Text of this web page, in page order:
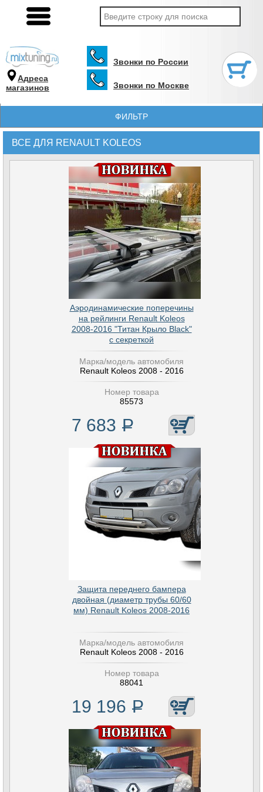
Адреса
магазинов
Звонки по России
Звонки по Москве
ФИЛЬТР
ВСЕ ДЛЯ RENAULT KOLEOS
Аэродинамические поперечины
на рейлинги Renault Koleos
2008-2016 "Титан Крыло Black"
с секреткой
Марка/модель автомобиля
Renault Koleos 2008 - 2016
Номер товара
85573
7 683 Р
Защита переднего бампера
двойная (диаметр трубы 60/60
мм) Renault Koleos 2008-2016
Марка/модель автомобиля
Renault Koleos 2008 - 2016
Номер товара
88041
19 196 Р